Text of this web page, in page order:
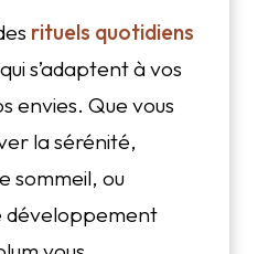
rituels quotidiens
qui s’adaptent à vos
envies. Que vous
la sérénité,
sommeil, ou